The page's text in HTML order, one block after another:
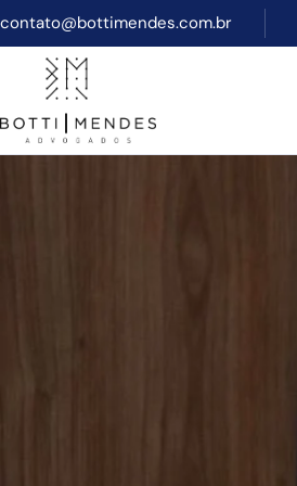
contato@bottimendes.com.br